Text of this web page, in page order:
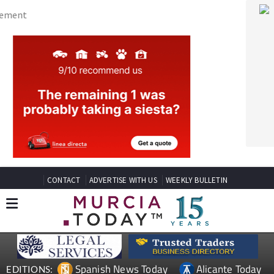
CONTACT ADVERTISE WITH US WEEKLY BULLETIN
EDITIONS: Spanish News Today
Alicante Today
Andalucia Today